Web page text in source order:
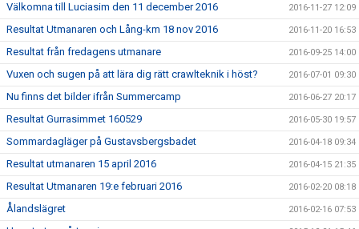
Välkomna till Luciasim den 11 december 2016 2016-11-27 12:09
Resultat Utmanaren och Lång-km 18 nov 2016 2016-11-20 16:53
Resultat från fredagens utmanare 2016-09-25 14:00
Vuxen och sugen på att lära dig rätt crawlteknik i höst? 2016-07-01 09:30
Nu finns det bilder ifrån Summercamp 2016-06-27 20:17
Resultat Gurrasimmet 160529 2016-05-30 19:57
Sommardagläger på Gustavsbergsbadet 2016-04-18 09:34
Resultat utmanaren 15 april 2016 2016-04-15 21:35
Resultat Utmanaren 19:e februari 2016 2016-02-20 08:18
Ålandslägret 2016-02-16 07:53